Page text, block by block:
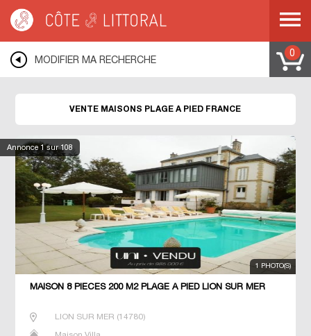
MODIFIER MA RECHERCHE
0
Annonce 1 sur 108
VENTE MAISONS PLAGE A PIED FRANCE
1 PHOTO(S)
MAISON 8 PIECES 200 M2 PLAGE À PIED LION SUR MER
LION SUR MER (14780)